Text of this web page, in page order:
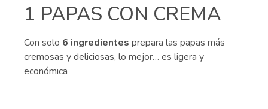
1 PAPAS CON CREMA
Con solo 6 ingredientes prepara las papas más
cremosas y deliciosas, lo mejor… es ligera y
económica